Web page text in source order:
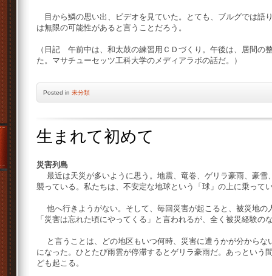
目から鱗の思い出、ビデオを見ていた。とても、ブルグでは語
は無限の可能性があると言うことだろう。
（日記 午前中は、和太鼓の練習用ＣＤづくり。午後は、居間の
た。マサチューセッツ工科大学のメディアラボの話だ。）
Posted in 未分類
生まれて初めて
災害列島
最近は天災が多いように思う。地震、竜巻、ゲリラ豪雨、豪
襲っている。私たちは、不安定な地球という「球」の上に乗って
他へ行きようがない。そして、毎回災害が起こると、被災地の
「災害は忘れた頃にやってくる」と言われるが、全く被災経験の
と言うことは、どの地区もいつ何時、災害に遭うかが分からな
になった。ひとたび雨雲が停滞するとゲリラ豪雨だ。あっという
ども起こる。